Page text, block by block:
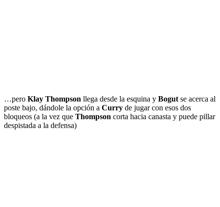
…pero Klay Thompson llega desde la esquina y Bogut se acerca al
poste bajo, dándole la opción a Curry de jugar con esos dos
bloqueos (a la vez que Thompson corta hacia canasta y puede pillar
despistada a la defensa)